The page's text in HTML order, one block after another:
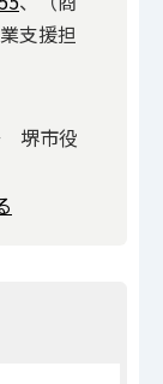
支援担
堺市役